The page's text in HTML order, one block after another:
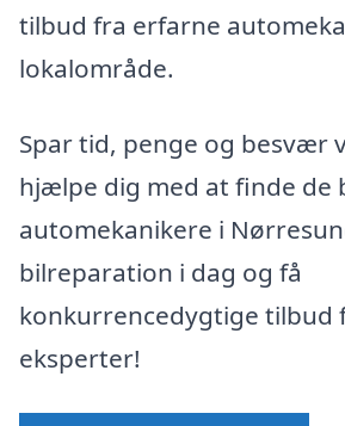
tilbud fra erfarne
lokalområde.
Spar tid, penge og besvær
hjælpe dig med at finde de
automekanikere i
bilreparation i dag og få
konkurrencedygtige tilbud
eksperter!